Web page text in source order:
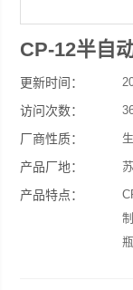
CP-12半自
更新时间：
访问次数：
厂商性质：
产品厂地：
产品特点：